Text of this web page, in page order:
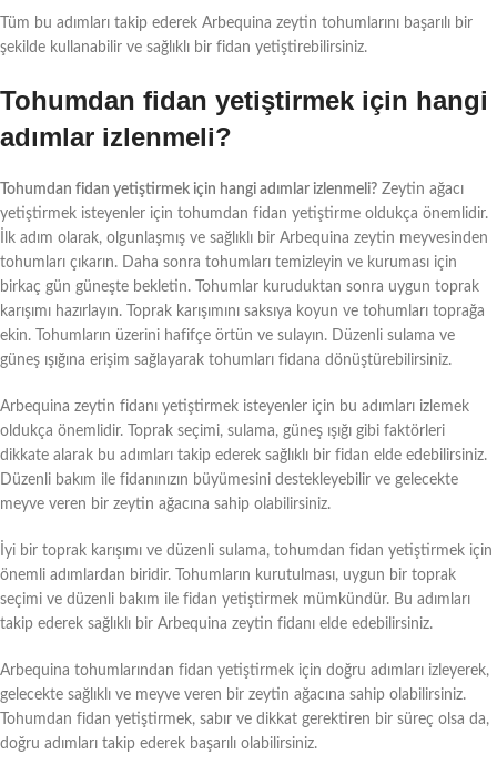
Tüm bu adımları takip ederek Arbequina zeytin tohumlarını başarılı bir
şekilde kullanabilir ve sağlıklı bir fidan yetiştirebilirsiniz.
Tohumdan fidan yetiştirmek için hangi
adımlar izlenmeli?
Tohumdan fidan yetiştirmek için hangi adımlar izlenmeli? Zeytin ağacı
yetiştirmek isteyenler için tohumdan fidan yetiştirme oldukça önemlidir.
İlk adım olarak, olgunlaşmış ve sağlıklı bir Arbequina zeytin meyvesinden
tohumları çıkarın. Daha sonra tohumları temizleyin ve kuruması için
birkaç gün güneşte bekletin. Tohumlar kuruduktan sonra uygun toprak
karışımı hazırlayın. Toprak karışımını saksıya koyun ve tohumları toprağa
ekin. Tohumların üzerini hafifçe örtün ve sulayın. Düzenli sulama ve
güneş ışığına erişim sağlayarak tohumları fidana dönüştürebilirsiniz.
Arbequina zeytin fidanı yetiştirmek isteyenler için bu adımları izlemek
oldukça önemlidir. Toprak seçimi, sulama, güneş ışığı gibi faktörleri
dikkate alarak bu adımları takip ederek sağlıklı bir fidan elde edebilirsiniz.
Düzenli bakım ile fidanınızın büyümesini destekleyebilir ve gelecekte
meyve veren bir zeytin ağacına sahip olabilirsiniz.
İyi bir toprak karışımı ve düzenli sulama, tohumdan fidan yetiştirmek için
önemli adımlardan biridir. Tohumların kurutulması, uygun bir toprak
seçimi ve düzenli bakım ile fidan yetiştirmek mümkündür. Bu adımları
takip ederek sağlıklı bir Arbequina zeytin fidanı elde edebilirsiniz.
Arbequina tohumlarından fidan yetiştirmek için doğru adımları izleyerek,
gelecekte sağlıklı ve meyve veren bir zeytin ağacına sahip olabilirsiniz.
Tohumdan fidan yetiştirmek, sabır ve dikkat gerektiren bir süreç olsa da,
doğru adımları takip ederek başarılı olabilirsiniz.